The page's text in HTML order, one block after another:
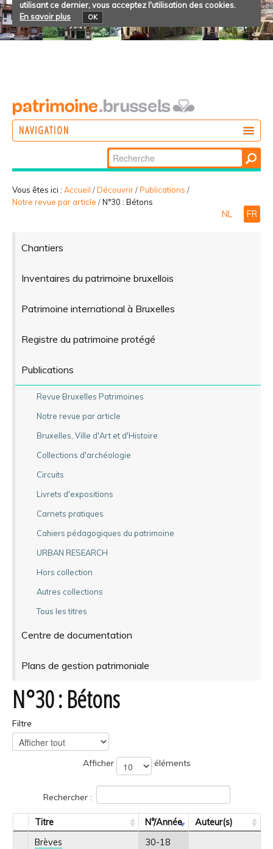
utilisant ce dernier, vous acceptez l'utilisation des cookies.
En savoir plus
OK
NAVIGATION
PARTICIPER
Chercher par
Recherche
avancée…
Vous êtes ici : Accueil /Découvrir/Publications /
Notre revue par article /N°30 : Bétons
NL FR
Chantiers
Inventaires du patrimoine bruxellois
Patrimoine international à Bruxelles
Registre du patrimoine protégé
Publications
Revue Bruxelles Patrimoines
Notre revue par article
Bruxelles, Ville d'Art et d'Histoire
Collections d'archéologie
Circuits
Livrets d'expositions
Carnets pratiques
Cahiers pédagogiques du patrimoine
URBAN RESEARCH
Hors collection
Autres collections
Tous les titres
Centre de documentation
Plans de gestion patrimoniale
N°30 : Bétons
Filtre
Afficher éléments
Rechercher :
Titre N°/Année
Auteur(s)
Brèves
30-18